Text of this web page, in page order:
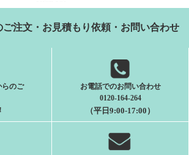
注文・お見積もり依頼・お問い合わせ
らのご
！
お電話でのお問い合わせ
0120-164-264
（平日9:00-17:00）